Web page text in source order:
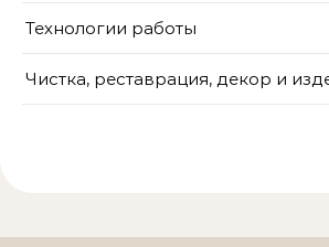
Технологии работы
Чистка, реставрация, декор и